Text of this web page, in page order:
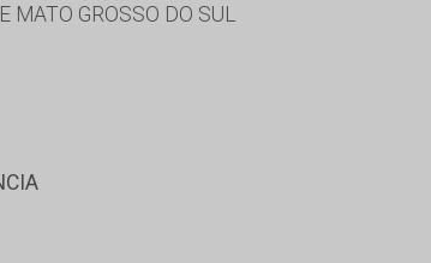
GROSSO DO SUL